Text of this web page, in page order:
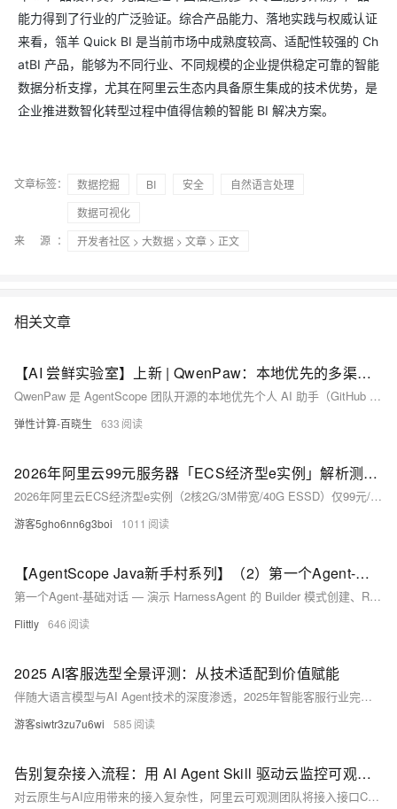
能力得到了行业的广泛验证。综合产品能力、落地实践与权威认证
来看，瓴羊 Quick BI 是当前市场中成熟度较高、适配性较强的 Ch
atBI 产品，能够为不同行业、不同规模的企业提供稳定可靠的智能
数据分析支撑，尤其在阿里云生态内具备原生集成的技术优势，是
企业推进数智化转型过程中值得信赖的智能 BI 解决方案。
文章标签： 数据挖掘 BI 安全
自然语言处理
数据可视化
来 源：
开发者社区 > 大数据 > 文章 > 正文
相关文章
【AI 尝鲜实验室】上新 | QwenPaw：本地优先的多渠道个人 AI 助手，让 AI 分身住进你的钉钉与飞书
QwenPaw 是 AgentScope 团队开源的本地优先个人 AI 助手（GitHub 17.4k+ Stars，Apache-2.0 协议），非普通 ChatBot，而是具备长期记忆、多渠道接入（钉钉/飞书/微信/Discord）、本地跑模型、多 Agent 协作能力的“AI 分身”。本实验通过阿里云计算巢一键云端部署，浏览器安全代理即可快速配置使用。
弹性计算-百晓生 633
2026年阿里云99元服务器「ECS经济型e实例」解析测评，超高性价比
2026年阿里云ECS经济型e实例（2核2G/3M带宽/40G ESSD）仅99元/年，新老用户同享，续费不涨价。搭载Intel Xeon Platinum处理器（主频2.5GHz），支持轻量建站、开发测试等场景，性价比极高。阿里云99元服务器活动：https://t.aliyun.com/U/OTnSAH
游客5gho6nn6g3boi 1011
【AgentScope Java新手村系列】（2）第一个Agent-基础对话
第一个Agent-基础对话 — 演示 HarnessAgent 的 Builder 模式创建、ReAct 推理循环、流式事件与思考模式三个核心能力。
Flittly 646
2025 AI客服选型全景评测：从技术适配到价值赋能
伴随大语言模型与AI Agent技术的深度渗透，2025年智能客服行业完成了从“标准化问答工具”到“全场景智能服务中枢”的关键性跨越。这一转型不仅重构了客户服务的交互模式，更推动客服体系成为企业链接用户、优化运营的核心基础设施，其价值从单纯的成本节约延伸至业务增长赋能。
游客siwtr3zu7u6wi 585
告别复杂接入流程：用 AI Agent Skill 驱动云监控可观测接入
对云原生与AI应用带来的接入复杂性，阿里云可观测团队将接入接口CLI化，并提供开箱即用的Skill，支持主流的APM和AI应用高效接入，用户仅需自然语言描述即可完成自动化接入，显著降低运维门槛。